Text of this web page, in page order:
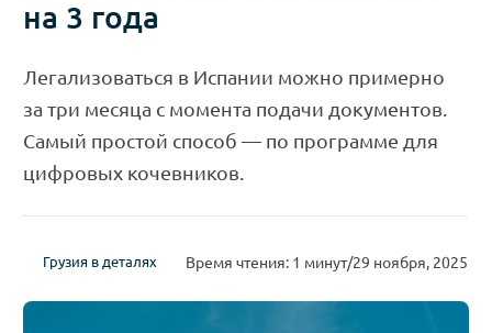
на 3 года
Легализоваться в Испании можно примерно
за три месяца с момента подачи документов.
Самый простой способ — по программе для
цифровых кочевников.
Грузия в деталях Время чтения: 1 минут/29 ноября, 2025